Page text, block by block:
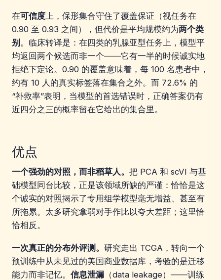
在可信度上，保形集合守住了覆盖保证（视任务在
0.90 至 0.93 之间），但代价是平均规模约为两个类
别 。临床转译是：在四类的乳腺亚型任务上，模型平
均返回两个候选而非一个——它有一半的时候诚实地
拒绝下定论。0.90 的覆盖意味着，每 100 名患者中，
约有 10 人的真实标签落在集合之外。而 72.6% 的
“补救率”表明，当模型的首选错误时，正确答案仍有
近四分之三的概率留在它给出的集合里。
优点
一个强劲的对照，而非稻草人。 把 PCA 和 scVI 与基
础模型同台比较，正是该领域所缺的严谨：恰恰是这
个诚实的对照揭示了专用组学模型毫无增益、甚至有
所拖累。太多研究拿弱对手作比以夸大差距；这里恰
恰相反。
一次真正的分布外评测。 研究走出 TCGA，转向一个
预训练中从未见过的美国商业数据库，考验的是迁移
能力而非记忆。 信息泄漏 （data leakage）——训练